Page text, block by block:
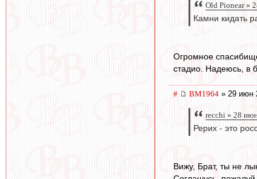
Old Pionear »
Камни кидать
Огромное
стадио. Надеюсь, в
# BM1964 » 29 июн
recchi » 28
Рерих - это
Вижу, Брат, ты не